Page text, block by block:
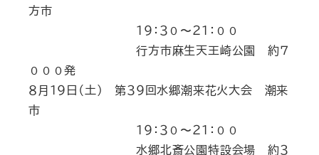
方市
１９：３０〜２１：００
行方市麻生天王崎公園 約７
０００発
８月１９日（土） 第３９回水郷潮来花火大会 潮来
市
１９：３０〜２１：００
水郷北斎公園特設会場 約３